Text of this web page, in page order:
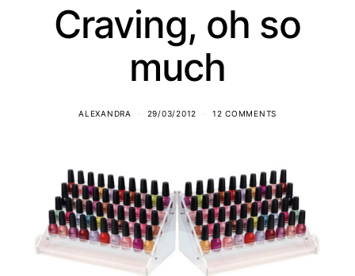
Craving, oh so
much
ALEXANDRA 29/03/2012 12 COMMENTS